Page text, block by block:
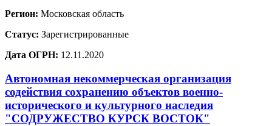
Регион: Московская область
Статус: Зарегистрированные
Дата ОГРН: 12.11.2020
Автономная некоммерческая организация
содействия сохранению объектов военно-
исторического и культурного наследия
"СОДРУЖЕСТВО КУРСК ВОСТОК"